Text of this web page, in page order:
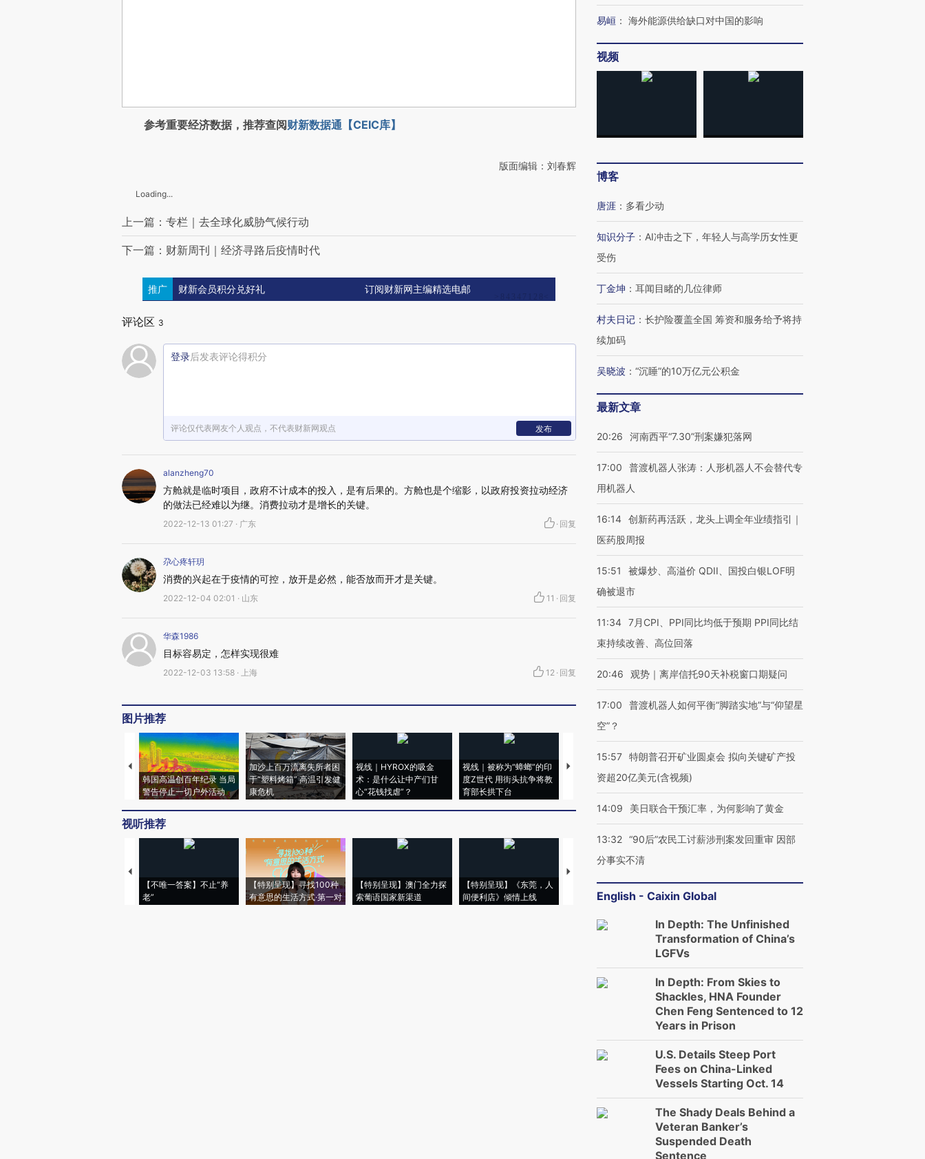
参考重要经济数据，推荐查阅财新数据通【CEIC库】
版面编辑：刘春辉
Loading...
上一篇：专栏｜去全球化威胁气候行动
下一篇：财新周刊｜经济寻路后疫情时代
推广 财新会员积分兑好礼 订阅财新网主编精选电邮
评论区 3
登录后发表评论得积分
评论仅代表网友个人观点，不代表财新网观点 发布
alanzheng70
方舱就是临时项目，政府不计成本的投入，是有后果的。方舱也是个缩影，以政府投资拉动经济
的做法已经难以为继。消费拉动才是增长的关键。
2022-12-13 01:27 · 广东 · 回复
尕心疼轩玥
消费的兴起在于疫情的可控，放开是必然，能否放而开才是关键。
2022-12-04 02:01 · 山东 11 · 回复
华森1986
目标容易定，怎样实现很难
2022-12-03 13:58 · 上海 12 · 回复
图片推荐
韩国高温创百年纪录 当局
警告停止一切户外活动
加沙上百万流离失所者困
于“塑料烤箱” 高温引发健
康危机
视线｜HYROX的吸金
术：是什么让中产们甘
心“花钱找虐”？
视线｜被称为“蟑螂”的印
度Z世代 用街头抗争将教
育部长拱下台
视线｜“入侵”还是“人道危
机”？难民潮撕裂西班牙
飞地休达
128毫米 紧急转移近
4000人
米
视听推荐
【不唯一答案】不止“养
老”
【特别呈现】寻找100种
有意思的生活方式·第一对
【特别呈现】澳门全力探
索葡语国家新渠道
【特别呈现】《东莞，人
间便利店》倾情上线
【推广】走进第四届链博
会，让数智科技“链”接产
【特别呈现】寻找100种
有意思的生活方式·第三对
CFO：不靠规模取胜，华
易峘 ： 海外能源供给缺口对中国的影响
视频
博客
唐涯 ： 多看少动
知识分子 ： AI冲击之下，年轻人与高学历女性更
受伤
丁金坤 ： 耳闻目睹的几位律师
村夫日记 ： 长护险覆盖全国 筹资和服务给予将持
续加码
吴晓波 ： “沉睡”的10万亿元公积金
最新文章
20:26 河南西平“7.30”刑案嫌犯落网
17:00
普渡机器人张涛：人形机器人不会替代专
用机器人
16:14 创新药再活跃，龙头上调全年业绩指引｜
医药股周报
15:51
被爆炒、高溢价 QDII、国投白银LOF明
确被退市
11:34 7月CPI、PPI同比均低于预期 PPI同比结
束持续改善、高位回落
20:46 观势｜离岸信托90天补税窗口期疑问
17:00
普渡机器人如何平衡“脚踏实地”与“仰望星
空”？
15:57 特朗普召开矿业圆桌会 拟向关键矿产投
资超20亿美元(含视频)
14:09 美日联合干预汇率，为何影响了黄金
13:32 “90后”农民工讨薪涉刑案发回重审 因部
分事实不清
English - Caixin Global
In Depth: The Unfinished
Transformation of China’s
LGFVs
In Depth: From Skies to
Shackles, HNA Founder
Chen Feng Sentenced to 12
Years in Prison
U.S. Details Steep Port
Fees on China-Linked
Vessels Starting Oct. 14
The Shady Deals Behind a
Veteran Banker’s
Suspended Death
Sentence